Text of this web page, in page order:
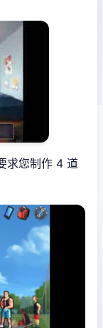
求您制作 4 道